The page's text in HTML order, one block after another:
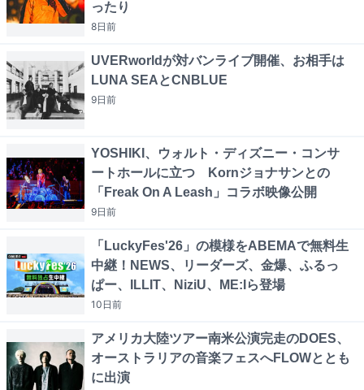
ったり
8日前
UVERworldが対バンライブ開催、お相手は
LUNA SEAとCNBLUE
9日前
YOSHIKI、ウォルト・ディズニー・コンサ
ートホールに立つ Kornジョナサンとの
「Freak On A Leash」コラボ映像公開
9日前
「LuckyFes'26」の模様をABEMAで無料生
中継！NEWS、リーダーズ、金爆、ふるっ
ぱー、ILLIT、NiziU、ME:Iら登場
10日前
アメリカ大陸ツアー南米公演完走のDOES、
オーストラリアの音楽フェスへFLOWととも
に出演